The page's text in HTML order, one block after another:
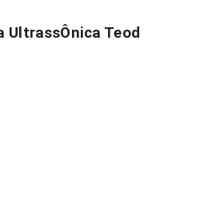
Teod